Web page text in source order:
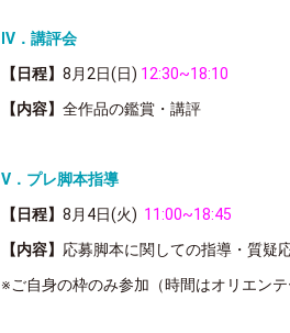
Ⅳ．講評会
【日程】 8月2日(日) 12:30~18:10
【内容】 全作品の鑑賞・講評
Ⅴ．プレ脚本指導
【日程】 8月4日(火) 11:00~18:45
【内容】 応募脚本に関しての指導・質疑
※ご自身の枠のみ参加（時間はオリエンテ